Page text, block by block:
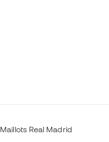
Maillots Real Madrid